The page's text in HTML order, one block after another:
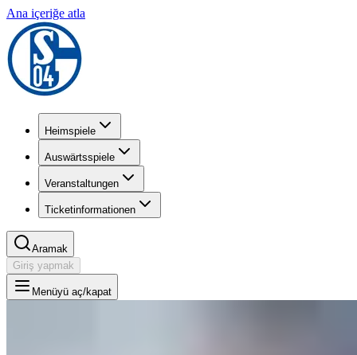
Ana içeriğe atla
Heimspiele
Auswärtsspiele
Veranstaltungen
Ticketinformationen
Aramak
Giriş yapmak
Menüyü aç/kapat